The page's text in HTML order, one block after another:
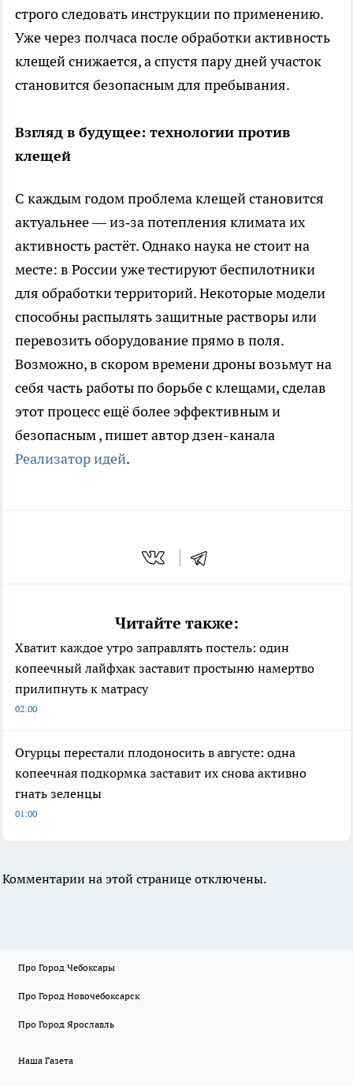
строго следовать инструкции по применению.
Уже через полчаса после обработки активность
клещей снижается, а спустя пару дней участок
становится безопасным для пребывания.
Взгляд в будущее: технологии против
клещей
С каждым годом проблема клещей становится
актуальнее — из‑за потепления климата их
активность растёт. Однако наука не стоит на
месте: в России уже тестируют беспилотники
для обработки территорий. Некоторые модели
способны распылять защитные растворы или
перевозить оборудование прямо в поля.
Возможно, в скором времени дроны возьмут на
себя часть работы по борьбе с клещами, сделав
этот процесс ещё более эффективным и
безопасным, пишет автор дзен-канала
Реализатор идей.
Читайте также:
Хватит каждое утро заправлять постель: один
копеечный лайфхак заставит простыню намертво
прилипнуть к матрасу
02:00
Огурцы перестали плодоносить в августе: одна
копеечная подкормка заставит их снова активно
гнать зеленцы
01:00
Комментарии на этой странице отключены.
Про Город Чебоксары
Про Город Новочебоксарск
Про Город Ярославль
Наша Газета